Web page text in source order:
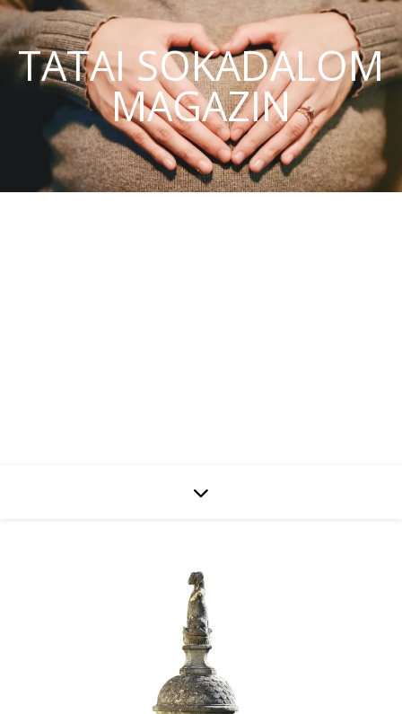
TATAI SOKADALOM
MAGAZIN